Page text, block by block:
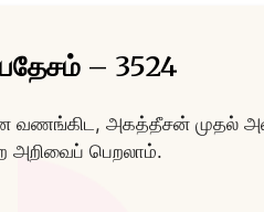
– 3524
வணங்கிட, அகத்தீசன் முதல்
அறிவைப் பெறலாம்.